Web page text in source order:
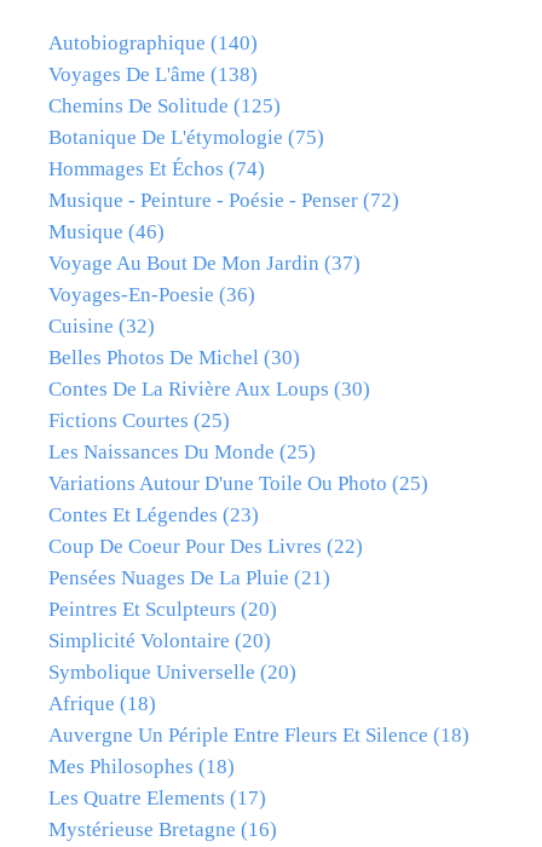
Autobiographique (140)
Voyages De L'âme (138)
Chemins De Solitude (125)
Botanique De L'étymologie (75)
Hommages Et Échos (74)
Musique - Peinture - Poésie - Penser (72)
Musique (46)
Voyage Au Bout De Mon Jardin (37)
Voyages-En-Poesie (36)
Cuisine (32)
Belles Photos De Michel (30)
Contes De La Rivière Aux Loups (30)
Fictions Courtes (25)
Les Naissances Du Monde (25)
Variations Autour D'une Toile Ou Photo (25)
Contes Et Légendes (23)
Coup De Coeur Pour Des Livres (22)
Pensées Nuages De La Pluie (21)
Peintres Et Sculpteurs (20)
Simplicité Volontaire (20)
Symbolique Universelle (20)
Afrique (18)
Auvergne Un Périple Entre Fleurs Et Silence (18)
Mes Philosophes (18)
Les Quatre Elements (17)
Mystérieuse Bretagne (16)